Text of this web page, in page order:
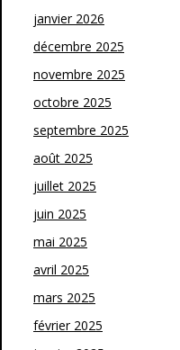
janvier 2026
décembre 2025
novembre 2025
octobre 2025
septembre 2025
août 2025
juillet 2025
juin 2025
mai 2025
avril 2025
mars 2025
février 2025